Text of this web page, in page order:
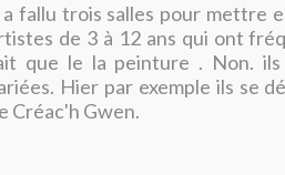
a fallu trois salles pour mettre
de 3 à 12 ans qui ont
que le la peinture . Non.
Hier par exemple ils se
Créac'h Gwen.